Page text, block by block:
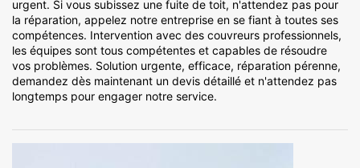
urgent. Si vous subissez une fuite de toit, n'attendez pas pour
la réparation, appelez notre entreprise en se fiant à toutes ses
compétences. Intervention avec des couvreurs professionnels,
les équipes sont tous compétentes et capables de résoudre
vos problèmes. Solution urgente, efficace, réparation pérenne,
demandez dès maintenant un devis détaillé et n'attendez pas
longtemps pour engager notre service.